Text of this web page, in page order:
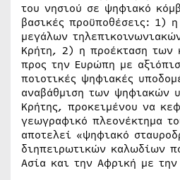
του νησιού σε ψηφιακό
βασικές προϋποθέσεις: 1)
μεγάλων
Κρήτη, 2) η προέκταση των
προς την Ευρώπη με
ποιοτικές ψηφιακές
αναβάθμιση των ψηφιακών
Κρήτης, προκειμένου να
γεωγραφικό πλεονέκτημα
αποτελεί «ψηφιακό
διηπειρωτικών καλωδίων
Ασία και την Αφρική με